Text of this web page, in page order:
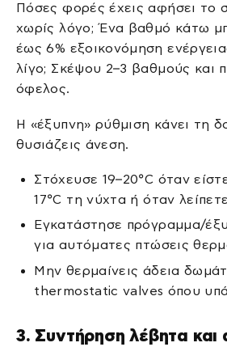
Πόσες φορές έχεις αφήσει το
χωρίς λόγο; Ένα βαθμό κάτω
έως 6% εξοικονόμηση
λίγο; Σκέψου 2–3 βαθμούς και
όφελος.
Η «έξυπνη» ρύθμιση κάνει τη
θυσιάζεις άνεση.
Στόχευσε 19–20°C όταν
17°C τη νύχτα ή όταν λείπετε
Εγκατάστησε πρόγραμμα/
για αυτόματες πτώσεις
Μην θερμαίνεις άδεια
thermostatic valves όπου
3. Συντήρηση λέβητα και